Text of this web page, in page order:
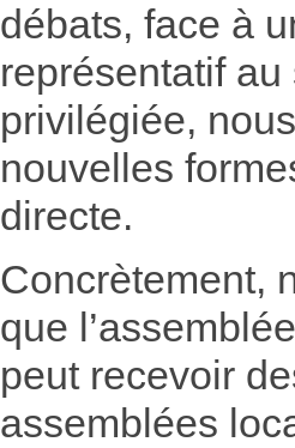
débats, face à
représentatif au
privilégiée,
nouvelles
directe.
Concrètement,
que
peut recevoir
assemblées